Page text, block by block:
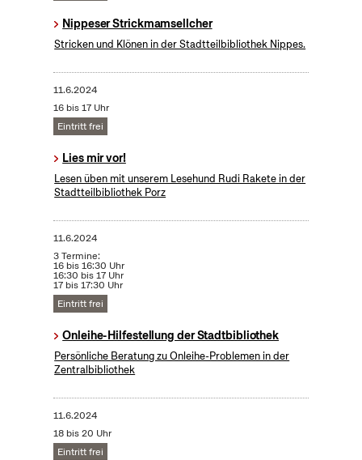
Nippeser Strickmamsellcher
Stricken und Klönen in der Stadtteilbibliothek Nippes.
11.6.2024
16 bis 17 Uhr
Eintritt frei
Lies mir vor!
Lesen üben mit unserem Lesehund Rudi Rakete in der
Stadtteilbibliothek Porz
11.6.2024
3 Termine:
16 bis 16:30 Uhr
16:30 bis 17 Uhr
17 bis 17:30 Uhr
Eintritt frei
Onleihe-Hilfestellung der Stadtbibliothek
Persönliche Beratung zu Onleihe-Problemen in der
Zentralbibliothek
11.6.2024
18 bis 20 Uhr
Eintritt frei